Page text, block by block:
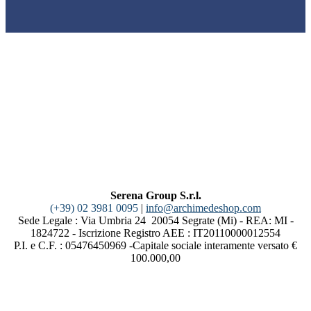
Serena Group S.r.l.
(+39) 02 3981 0095 | info@archimedeshop.com
Sede Legale : Via Umbria 24 20054 Segrate (Mi) - REA: MI -
1824722 - Iscrizione Registro AEE : IT20110000012554
P.I. e C.F. : 05476450969 -Capitale sociale interamente versato €
100.000,00